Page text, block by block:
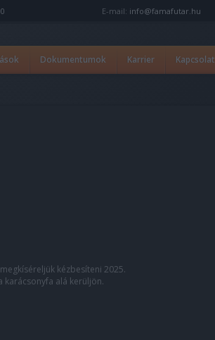
E-mail: info@famafutar.hu
Dokumentumok Karrier Kapcsolat
kézbesíteni 2025.
karácsonyfa alá kerüljön.